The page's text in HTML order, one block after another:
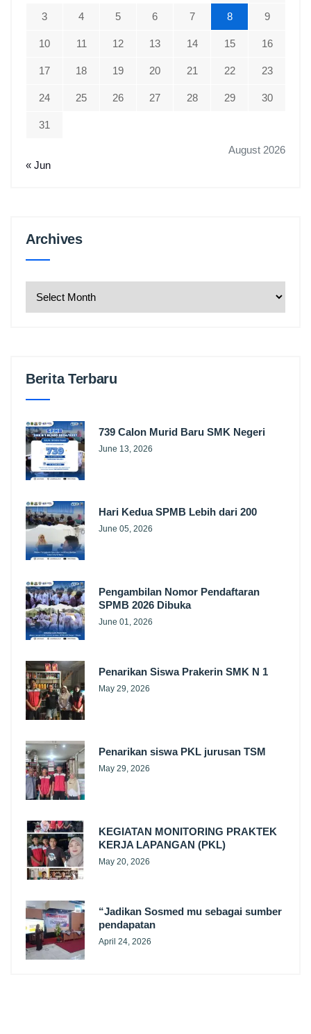
August 2026
3 4 5 6 7 8 9
10 11 12 13 14 15 16
17 18 19 20 21 22 23
24 25 26 27 28 29 30
31
« Jun
ArchivesArchives
Berita Terbaru
739 Calon Murid Baru SMK Negeri
June 13, 2026
Hari Kedua SPMB Lebih dari 200
June 05, 2026
Pengambilan Nomor Pendaftaran
SPMB 2026 Dibuka
June 01, 2026
Penarikan Siswa Prakerin SMK N 1
May 29, 2026
Penarikan siswa PKL jurusan TSM
May 29, 2026
KEGIATAN MONITORING PRAKTEK
KERJA LAPANGAN (PKL)
May 20, 2026
“Jadikan Sosmed mu sebagai sumber
pendapatan
April 24, 2026